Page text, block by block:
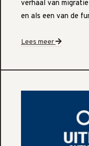
verhaal van
en als een van de
Lees meer